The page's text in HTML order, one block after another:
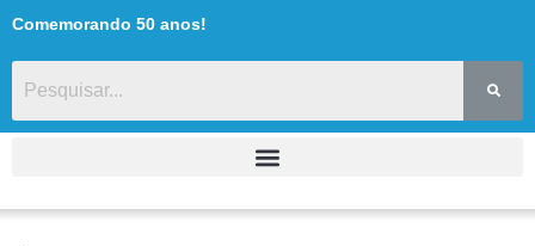
Comemorando 50 anos!